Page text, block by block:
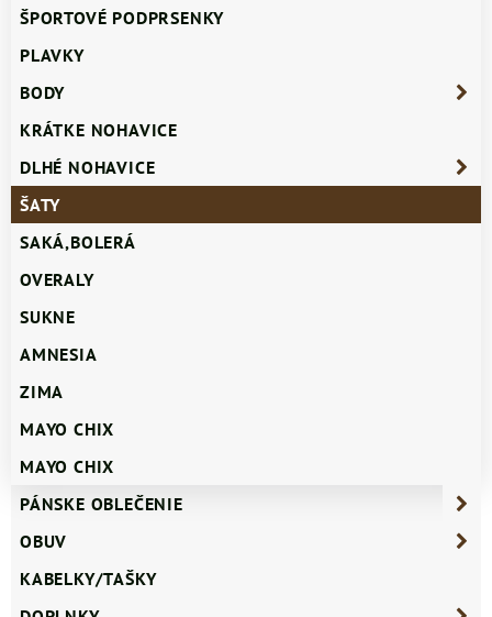
ŠPORTOVÉ PODPRSENKY
PLAVKY
BODY
KRÁTKE NOHAVICE
DLHÉ NOHAVICE
ŠATY
SAKÁ,BOLERÁ
OVERALY
SUKNE
AMNESIA
ZIMA
MAYO CHIX
MAYO CHIX
PÁNSKE OBLEČENIE
OBUV
KABELKY/TAŠKY